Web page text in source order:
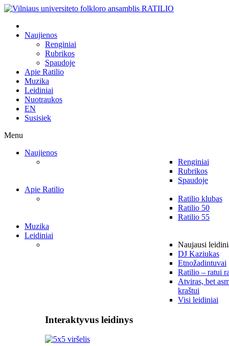
Naujienos
Renginiai
Rubrikos
Spaudoje
Apie Ratilio
Muzika
Leidiniai
Nuotraukos
EN
Susisiek
Menu
Naujienos
Renginiai
Rubrikos
Spaudoje
Apie Ratilio
Ratilio klubas
Ratilio 50
Ratilio 55
Muzika
Leidiniai
Naujausi
DJ Kaziukas
Etnožadintuvai
Ratilio – ratui
Atviras, bet
kraštui
Visi leidiniai
Interaktyvus leidinys